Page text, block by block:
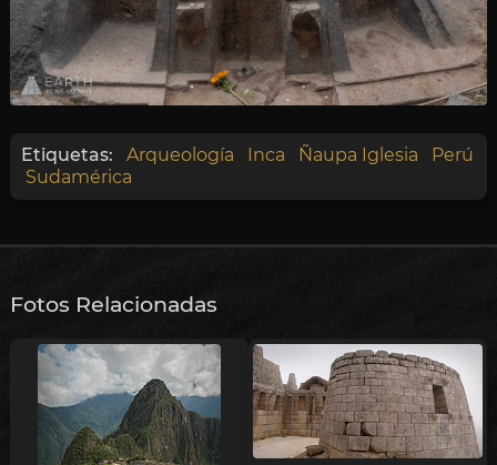
Etiquetas: Arqueología Inca Ñaupa Iglesia
Perú
Sudamérica
Fotos Relacionadas